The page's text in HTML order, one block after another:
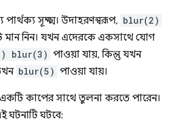
সূক্ষ্ম। উদাহরণস্বরূপ, blur(2)
মান নিন। যখন এদেরকে একসাথে যোগ
blur(3) পাওয়া যায়, কিন্তু যখন
blur(5) পাওয়া যায়।
কাপের সাথে তুলনা করতে পারেন।
ঘটনাটি ঘটবে: